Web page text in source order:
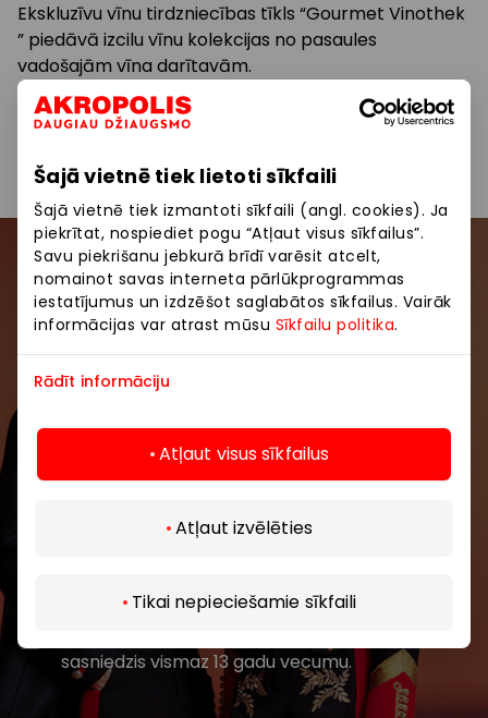
Šajā vietnē tiek lietoti sīkfaili
Šajā vietnē tiek izmantoti sīkfaili (angl. cookies). Ja
piekrītat, nospiediet pogu “Atļaut visus sīkfailus”.
Savu piekrišanu jebkurā brīdī varēsit atcelt,
nomainot savas interneta pārlūkprogrammas
iestatījumus un izdzēšot saglabātos sīkfailus. Vairāk
informācijas var atrast mūsu Sīkfailu politika.
Rādīt informāciju
Atļaut visus sīkfailus
Atļaut izvēlēties
Tikai nepieciešamie sīkfaili
Ekskluzīvu vīnu tirdzniecības tīkls “Gourmet Vinothek
” piedāvā izcilu vīnu kolekcijas no pasaules
vadošajām vīna darītavām.
Pārtikas preces un dzērieni
Pievienojieties mūsu kopienai
Uzzini pirmais par labākajiem piedāvājumiem,
pasākumiem un jaunāko informāciju iepirkšanās un
izklaides centros “AKROPOLE Alfa” un “AKROPOLE
sasniedzis vismaz 13 gadu vecumu.